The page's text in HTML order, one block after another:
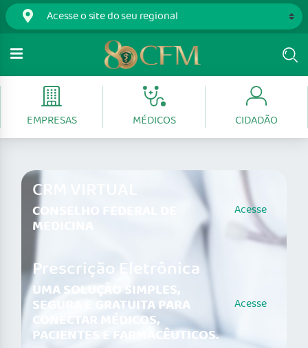
EMPRESAS MÉDICOS CIDADÃO
CRM VIRTUAL
CONSELHO FEDERAL DE
MEDICINA
Acesse
Prescrição Eletrônica
UMA SOLUÇÃO SIMPLES,
SEGURA E GRATUITA PARA
CONECTAR MÉDICOS,
PACIENTES E FARMACÊUTICOS.
Acesse